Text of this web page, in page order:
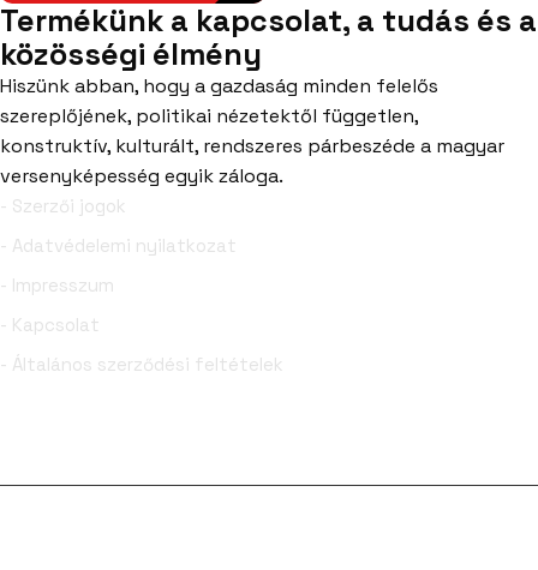
Termékünk a kapcsolat, a tudás és a
közösségi élmény
Hiszünk abban, hogy a gazdaság minden felelős
szereplőjének, politikai nézetektől független,
konstruktív, kulturált, rendszeres párbeszéde a magyar
versenyképesség egyik záloga.
- Szerzői jogok
- Adatvédelemi nyilatkozat
- Impresszum
- Kapcsolat
- Általános szerződési feltételek